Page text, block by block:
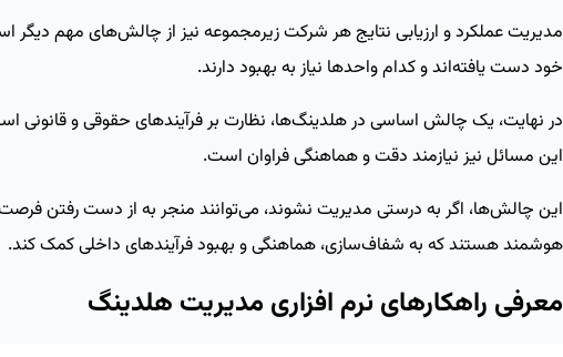
مدیریت عملکرد و ارزیابی نتایج هر شرکت زیرمجموعه نیز از چالش‌های مهم
خود دست یافته‌اند و کدام واحدها نیاز به بهبود دارند.
در نهایت، یک چالش اساسی در هلدینگ‌ها، نظارت بر فرآیندهای حقوقی و
این مسائل نیز نیازمند دقت و هماهنگی فراوان است.
این چالش‌ها، اگر به ‌درستی مدیریت نشوند، می‌توانند منجر به از دست رفتن
هوشمند هستند که به شفاف‌سازی، هماهنگی و بهبود فرآیندهای داخلی کمک کند.
معرفی راهکارهای نرم‌ افزاری مدیریت هلدینگ